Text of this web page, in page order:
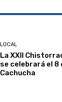
LOCAL
La XXII
se celebrará el 8
Cachucha